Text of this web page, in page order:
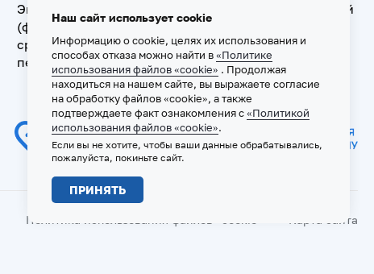
Экзамен по допуску к осуществлению медицинской
(фармацевтической) деятельности на должностях
среднего медицинского (фармацевтического)
персонала
Политика использования файлов «cookie» Карта сайта
Наш сайт использует cookie
Информацию о cookie, целях их использования и
способах отказа можно найти в«Политике
использования файлов «cookie» . Продолжая
находиться на нашем сайте, вы выражаете согласие
на обработку файлов «cookie», а также
подтверждаете факт ознакомления с«Политикой
использования файлов «cookie».
Если вы не хотите, чтобы ваши данные обрабатывались,
пожалуйста, покиньте сайт.
ПРИНЯТЬ